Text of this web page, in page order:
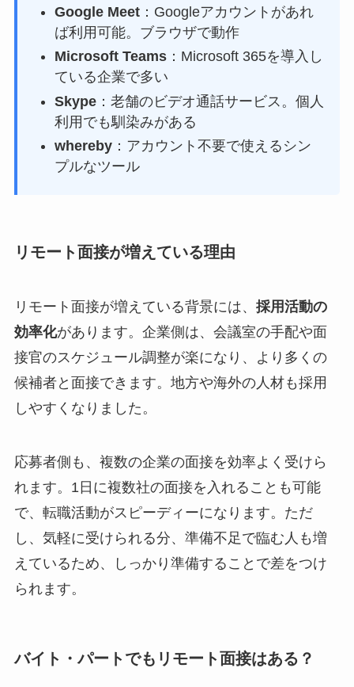
Google Meet：Googleアカウントがあれ
ば利用可能。ブラウザで動作
Microsoft Teams：Microsoft 365を導入し
ている企業で多い
Skype：老舗のビデオ通話サービス。個人
利用でも馴染みがある
whereby：アカウント不要で使えるシン
プルなツール
リモート面接が増えている理由
リモート面接が増えている背景には、 採用活動の
効率化があります。企業側は、会議室の手配や面
接官のスケジュール調整が楽になり、より多くの
候補者と面接できます。地方や海外の人材も採用
しやすくなりました。
応募者側も、複数の企業の面接を効率よく受けら
れます。1日に複数社の面接を入れることも可能
で、転職活動がスピーディーになります。ただ
し、気軽に受けられる分、準備不足で臨む人も増
えているため、しっかり準備することで差をつけ
られます。
バイト・パートでもリモート面接はある？